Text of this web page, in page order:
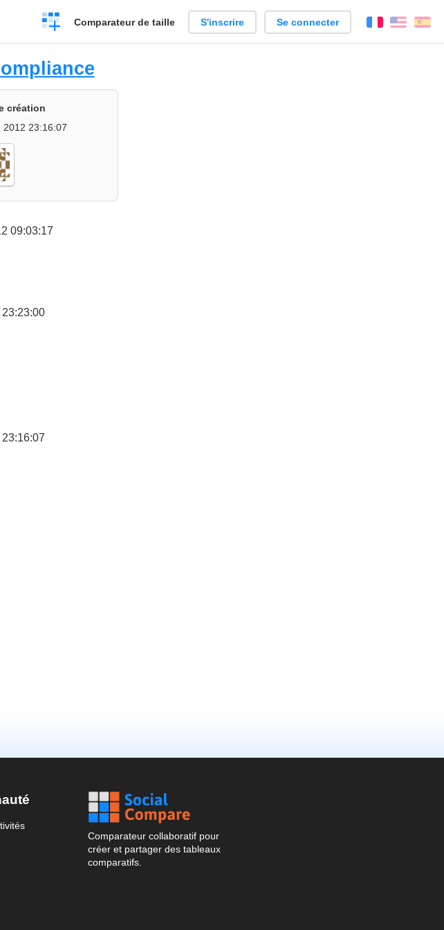
Créer
un
comparatif
Comparateur de taille S'inscrire Se connecter FrançaisEnglish
création
2012 23:16:07
09:03:17
23:23:00
23:16:07
Comparateur collaboratif pour
créer et partager des tableaux
comparatifs.